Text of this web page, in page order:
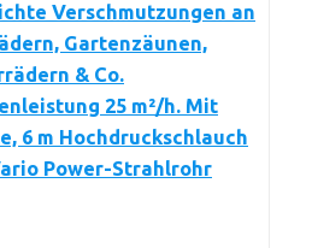
Verschmutzungen an
Gartenzäunen,
& Co.
25 m²/h. Mit
6 m Hochdruckschlauch
Power-Strahlrohr